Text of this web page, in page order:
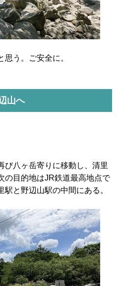
う。ご安全に。
山へ
び八ヶ岳寄りに移動し、清里
の目的地はJR鉄道最高地点で
と野辺山駅の中間にある。